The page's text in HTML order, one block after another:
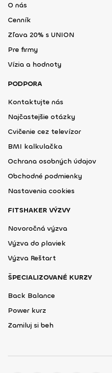
O nás
Cenník
Zľava 20% s UNION
Pre firmy
Vízia a hodnoty
PODPORA
Kontaktujte nás
Najčastejšie otázky
Cvičenie cez televízor
BMI kalkulačka
Ochrana osobných údajov
Obchodné podmienky
Nastavenia cookies
FITSHAKER VÝZVY
Novoročná výzva
Výzva do plaviek
Výzva Reštart
ŠPECIALIZOVANÉ KURZY
Back Balance
Power kurz
Zamiluj si beh